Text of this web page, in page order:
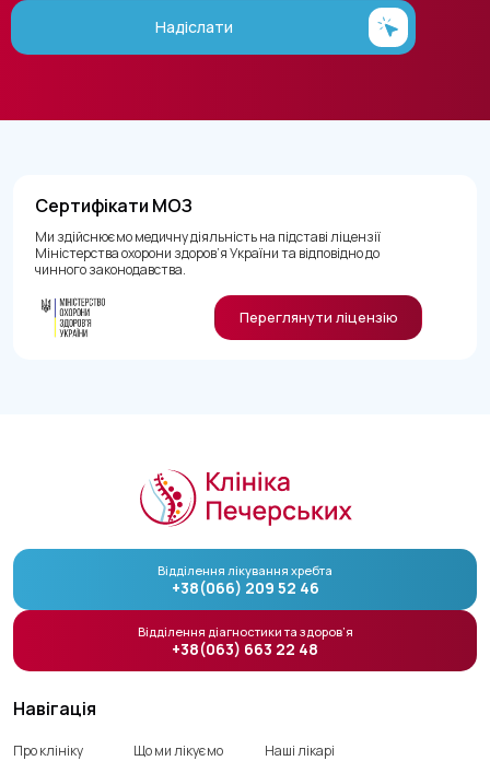
Надіслати
Сертифікати МОЗ
Ми здійснюємо медичну діяльність на підставі ліцензії
Міністерства охорони здоров’я України та відповідно до
чинного законодавства.
Переглянути ліцензію
Навігація
Про клініку Що ми лікуємо
Наші лікарі
Відділення лікування хребта
+38(066) 209 52 46
Відділення діагностики та здоров’я
+38(063) 663 22 48